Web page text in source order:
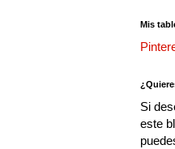
Mis
Si
este